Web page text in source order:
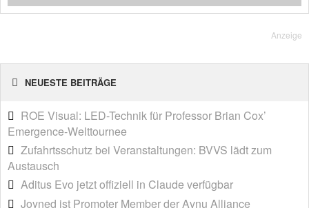
Anzeige
NEUESTE BEITRÄGE
ROE Visual: LED-Technik für Professor Brian Cox’
Emergence-Welttournee
Zufahrtsschutz bei Veranstaltungen: BVVS lädt zum
Austausch
Aditus Evo jetzt offiziell in Claude verfügbar
Joyned ist Promoter Member der Avnu Alliance